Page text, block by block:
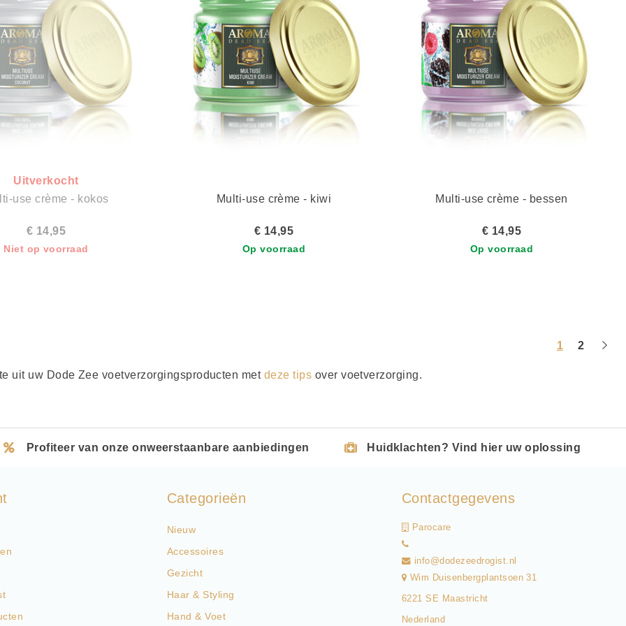
Uitverkocht
use crème - kokos
€ 14,95
Niet op voorraad
Multi-use crème - kiwi
€ 14,95
Op voorraad
Multi-use crème - bessen
€ 14,95
Op voorraad
1 2
uit uw Dode Zee voetverzorgingsproducten met deze tips over voetverzorging.
Profiteer van onze onweerstaanbare aanbiedingen Huidklachten? Vind hier uw oplossing
Categorieën
Nieuw
Accessoires
Gezicht
Haar & Styling
Hand & Voet
Contactgegevens
Parocare
info@dodezeedrogist.nl
Wim Duisenbergplantsoen 31
6221 SE Maastricht
Nederland